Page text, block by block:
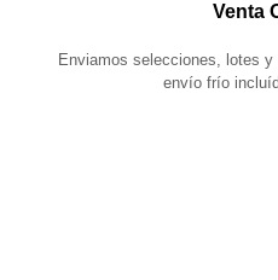
Venta
Enviamos selecciones, lotes
envío frío